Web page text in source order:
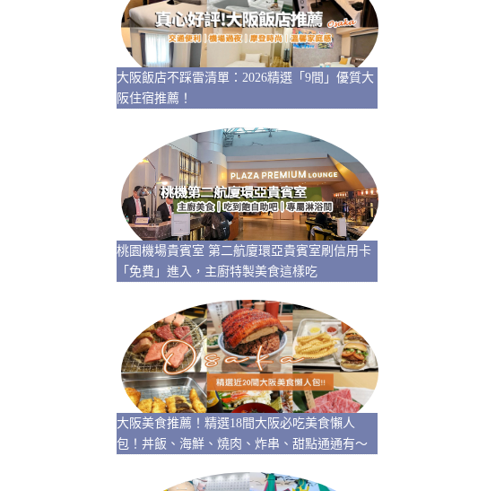
大阪飯店不踩雷清單：2026精選「9間」優質大
阪住宿推薦！
桃園機場貴賓室 第二航廈環亞貴賓室刷信用卡
「免費」進入，主廚特製美食這樣吃
大阪美食推薦！精選18間大阪必吃美食懶人
包！丼飯、海鮮、燒肉、炸串、甜點通通有～